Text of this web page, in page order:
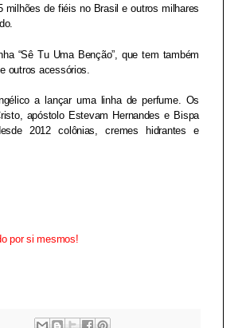
de fiéis no Brasil e outros milhares
“Sê Tu Uma Benção”, que tem também
outros acessórios.
a lançar uma linha de perfume. Os
apóstolo Estevam Hernandes e Bispa
2012 colônias, cremes hidrantes e
por si mesmos!